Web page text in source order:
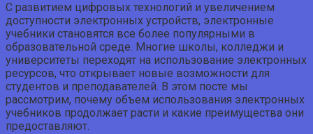
С развитием цифровых технологий и увеличением
доступности электронных устройств, электронные
учебники становятся все более популярными в
образовательной среде. Многие школы, колледжи и
университеты переходят на использование электронных
ресурсов, что открывает новые возможности для
студентов и преподавателей. В этом посте мы
рассмотрим, почему объем использования электронных
учебников продолжает расти и какие преимущества они
предоставляют.